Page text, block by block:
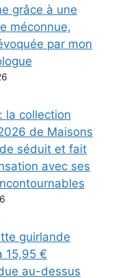
grâce à une
méconnue,
par mon
la collection
de Maisons
séduit et fait
avec ses
guirlande
15,95 €
au-dessus